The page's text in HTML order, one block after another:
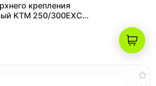
крепления
KTM 250/300EXC